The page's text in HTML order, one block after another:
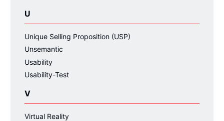
U
Unique Selling Proposition (USP)
Unsemantic
Usability
Usability-Test
V
Virtual Reality